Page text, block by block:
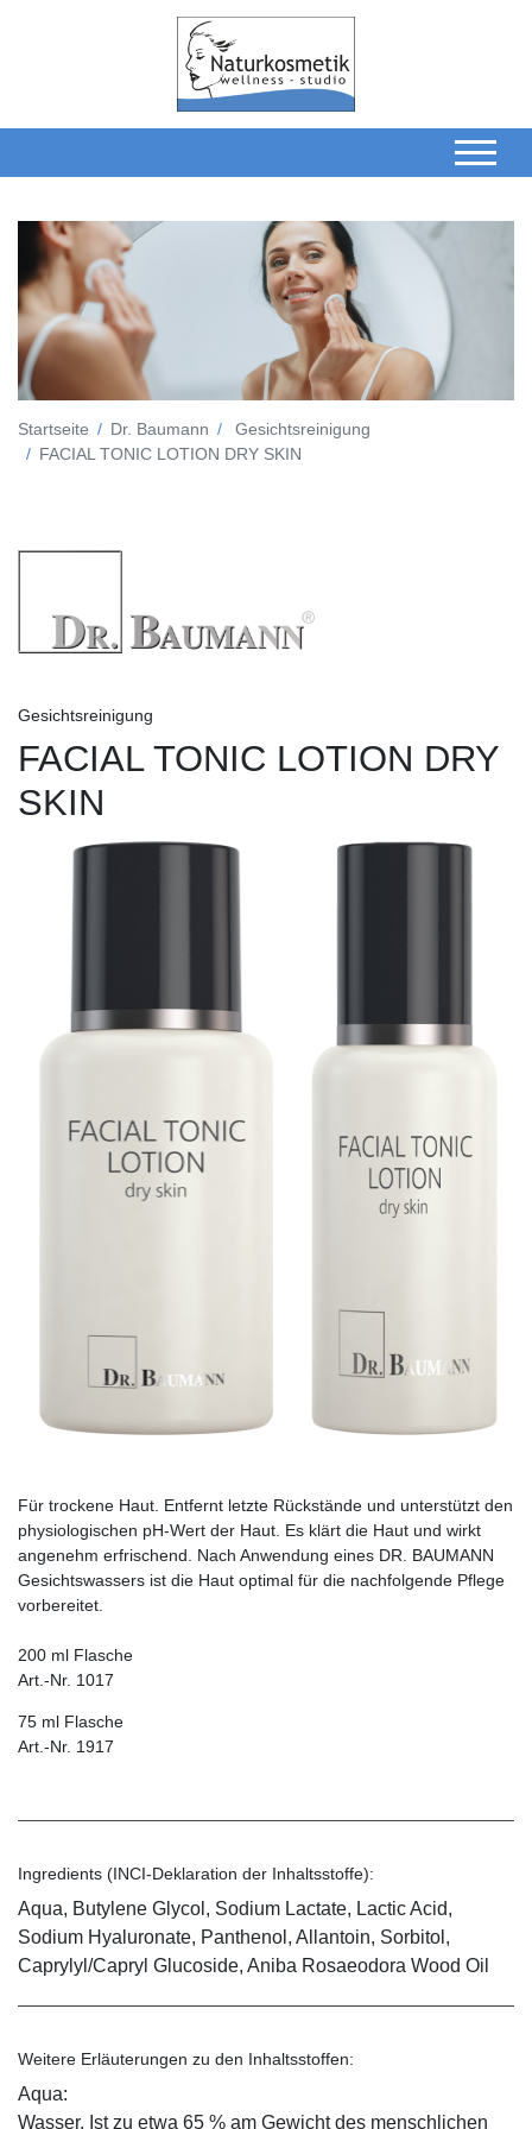
Startseite Dr. Baumann
Gesichtsreinigung
FACIAL TONIC LOTION DRY SKIN
Gesichtsreinigung
FACIAL TONIC LOTION DRY
SKIN
Für trockene Haut. Entfernt letzte Rückstände und unterstützt den
physiologischen pH-Wert der Haut. Es klärt die Haut und wirkt
angenehm erfrischend. Nach Anwendung eines DR. BAUMANN
Gesichts­wassers ist die Haut optimal für die nachfolgende Pflege
vorbereitet.
200 ml Flasche
Art.-Nr. 1017
75 ml Flasche
Art.-Nr. 1917
Ingredients (INCI-Deklaration der Inhaltsstoffe):
Aqua, Butylene Glycol, Sodium Lactate, Lactic Acid,
Sodium Hyaluronate, Panthenol, Allantoin, Sorbitol,
Caprylyl/Capryl Glucoside, Aniba Rosaeodora Wood Oil
Weitere Erläuterungen zu den Inhaltsstoffen:
Aqua:
Wasser. Ist zu etwa 65 % am Gewicht des menschlichen